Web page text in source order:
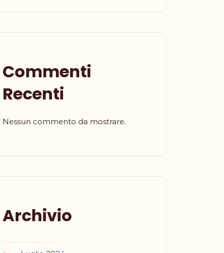
Commenti
Recenti
Nessun commento da mostrare.
Archivio